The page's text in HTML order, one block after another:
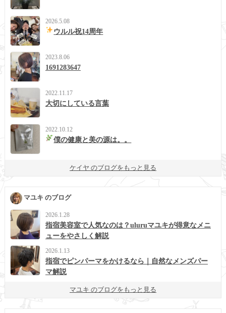
2026.5.08
ウルル祝14周年
2023.8.06
1691283647
2022.11.17
大切にしている言葉
2022.10.12
僕の健康と美の源は。。
ケイヤ のブログをもっと見る
マユキ のブログ
2026.1.28
指宿美容室で人気なのは？uluruマユキが得意なメニ
ューをやさしく解説
2026.1.13
指宿でピンパーマをかけるなら｜自然なメンズパー
マ解説
マユキ のブログをもっと見る